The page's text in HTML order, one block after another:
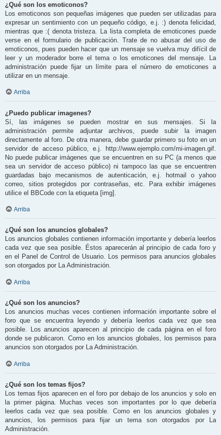
¿Qué son los emoticonos?
Los emoticonos son pequeñas imágenes que pueden ser utilizadas para
expresar un sentimiento con un pequeño código, e.j. :) denota felicidad,
mientras que :( denota tristeza. La lista completa de emoticones puede
verse en el formulario de publicación. Trate de no abusar del uso de
emoticonos, pues pueden hacer que un mensaje se vuelva muy difícil de
leer y un moderador borre el tema o los emoticones del mensaje. La
administración puede fijar un límite para el número de emoticones a
utilizar en un mensaje.
Arriba
¿Puedo publicar imagenes?
Sí, las imágenes se pueden mostrar en sus mensajes. Si la
administración permite adjuntar archivos, puede subir la imagen
directamente al foro. De otra manera, debe guardar primero su foto en un
servidor de acceso público, e.j. http://www.ejemplo.com/mi-imagen.gif.
No puede publicar imágenes que se encuentren en su PC (a menos que
sea un servidor de acceso público) ni tampoco las que se encuentren
guardadas bajo mecanismos de autenticación, e.j. hotmail o yahoo
correo, sitios protegidos por contraseñas, etc. Para exhibir imágenes
utilice el BBCode con la etiqueta [img].
Arriba
¿Qué son los anuncios globales?
Los anuncios globales contienen información importante y debería leerlos
cada vez que sea posible. Éstos aparecerán al principio de cada foro y
en el Panel de Control de Usuario. Los permisos para anuncios globales
son otorgados por La Administración.
Arriba
¿Qué son los anuncios?
Los anuncios muchas veces contienen información importante sobre el
foro que se encuentra leyendo y debería leerlos cada vez que sea
posible. Los anuncios aparecen al principio de cada página en el foro
donde se publicaron. Como en los anuncios globales, los permisos para
anuncios son otorgados por La Administración.
Arriba
¿Qué son los temas fijos?
Los temas fijos aparecen en el foro por debajo de los anuncios y solo en
la primer página. Muchas veces son importantes por lo que debería
leerlos cada vez que sea posible. Como en los anuncios globales y
anuncios, los permisos para fijar un tema son otorgados por La
Administración.